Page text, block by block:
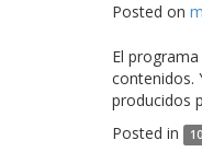
Posted on
El programa
contenidos.
producidos
Posted in